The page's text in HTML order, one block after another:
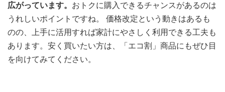
広がっています。 おトクに購入できるチャンスがあるのは
うれしいポイントですね。 価格改定という動きはあるも
のの、上手に活用すれば家計にやさしく利用できる工夫も
あります。安く買いたい方は、「エコ割」商品にもぜひ目
を向けてみてください。